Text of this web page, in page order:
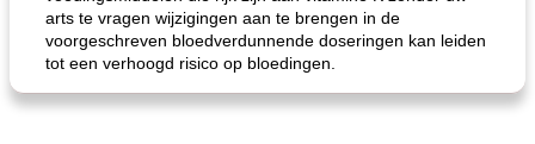
arts te vragen wijzigingen aan te brengen in de
voorgeschreven bloedverdunnende doseringen kan leiden
tot een verhoogd risico op bloedingen.